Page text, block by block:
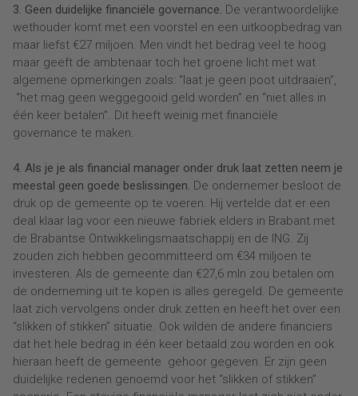
3. Geen duidelijke financiële governance. De verantwoordelijke
wethouder komt met een voorstel en een uitkoopbedrag van
maar liefst €27 miljoen. Men vindt het bedrag veel te hoog
maar geeft de ambtenaar toch het groene licht met wat
algemene opmerkingen zoals: “laat je geen poot uitdraaien”,
“het mag geen weggegooid geld worden” en “niet alles in
één keer betalen”. Dit heeft weinig met financiële
governance te maken.
4. Als je je als financial manager onder druk laat zetten neem je
meestal geen goede beslissingen. De ondernemer besloot de
druk op de gemeente op te voeren. Hij vertelde dat er een
deal klaar lag voor een nieuwe fabriek elders in Brabant met
de Brabantse Ontwikkelingsmaatschappij en de ING. Zij
zouden zich hebben gecommitteerd om €34 miljoen te
investeren. Als de gemeente dan €27,6 mln zou betalen om
de onderneming uit te kopen is alles geregeld. De gemeente
laat zich vervolgens onder druk zetten en heeft het over een
“slikken of stikken” situatie. Ook wilden de andere financiers
dat het hele bedrag in één keer betaald zou worden en ook
hieraan heeft de gemeente gehoor gegeven. Er zijn geen
duidelijke redenen genoemd voor het “slikken of stikken”